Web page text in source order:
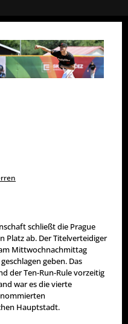
schließt die Prague
Platz ab. Der Titelverteidiger
Mittwochnachmittag
geben. Das
der Ten-Run-Rule vorzeitig
war es die vierte
Hauptstadt.